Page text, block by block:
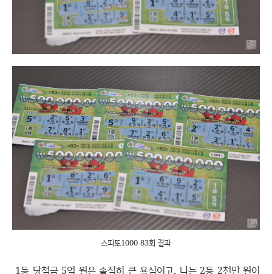
스피또1000 83회 결과
1등 당첨금 5억 원은 솔직히 큰 욕심이고, 나는 2등 2천만 원이